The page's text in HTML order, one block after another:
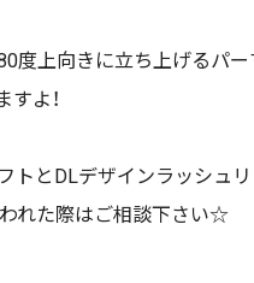
度上向きに立ち上げるパー
よ！
トとDLデザインラッシュリ
れた際はご相談下さい☆